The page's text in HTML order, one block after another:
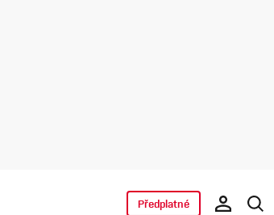
Předplatné